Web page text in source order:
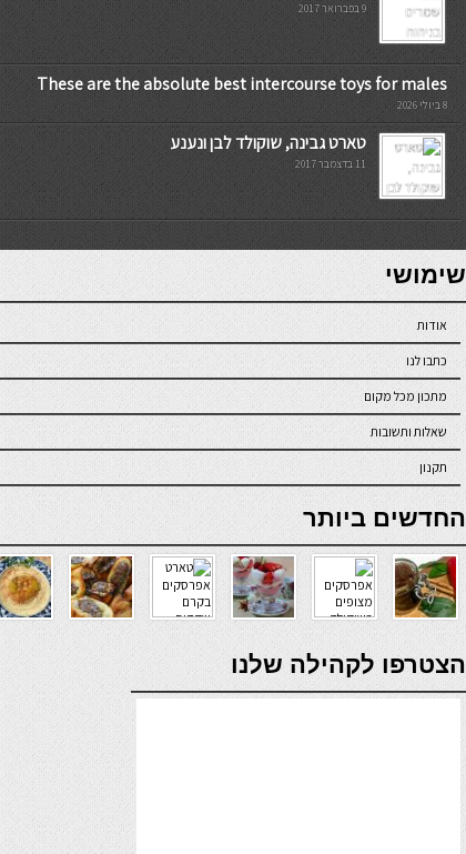
9 בפברואר 2017
These are the absolute best intercourse toys for males
8 ביולי 2026
טארט גבינה, שוקולד לבן ונענע
11 בדצמבר 2017
7slots
seriöse online casinos österreich
שימושי
אודות
כתבו לנו
מתכון מכל מקום
שאלות ותשובות
תקנון
online casino
החדשים ביותר
verde casino
הצטרפו לקהילה שלנו